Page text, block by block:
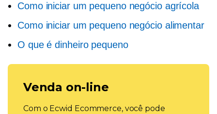
Como iniciar um pequeno negócio agrícola
Como iniciar um pequeno negócio alimentar
O que é dinheiro pequeno
Venda on-line
Com o Ecwid Ecommerce, você pode